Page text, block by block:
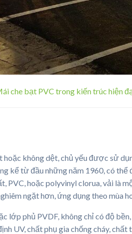
che bạt PVC trong kiến trúc hiện
không dệt, chủ yếu được sử
kể từ đầu những năm 1960, có
PVC, hoặc polyvinyl clorua, vải
ngặt hơn, ứng dụng theo mùa
phủ PVDF, không chỉ có độ
UV, chất phụ gia chống cháy,